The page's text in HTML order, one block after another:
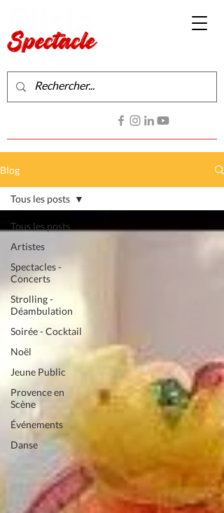
Blog
Tous les posts
Artistes
Spectacles -
Concerts
Strolling -
Déambulation
Soirée - Cocktail
Noël
Jeune Public
Provence en
Scène
Événements
Danse
Tous les posts